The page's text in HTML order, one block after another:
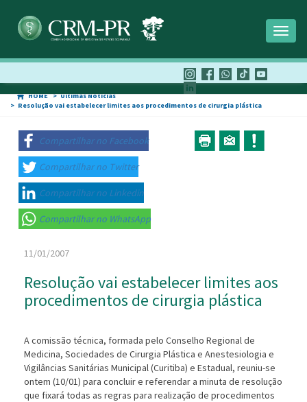
HOME
Últimas Notícias
Resolução vai estabelecer limites aos procedimentos de cirurgia plástica
Compartilhar no Facebook
Compartilhar no Twitter
Compartilhar no Linkedin
Compartilhar no WhatsApp
11/01/2007
Resolução vai estabelecer limites aos
procedimentos de cirurgia plástica
A comissão técnica, formada pelo Conselho Regional de
Medicina, Sociedades de Cirurgia Plástica e Anestesiologia e
Vigilâncias Sanitárias Municipal (Curitiba) e Estadual, reuniu-se
ontem (10/01) para concluir e referendar a minuta de resolução
que fixará todas as regras para realização de procedimentos